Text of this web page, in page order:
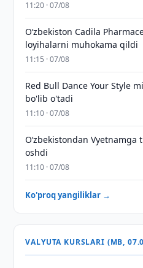
11:20 · 07/08
Oʻzbekiston Cadila
loyihalarni muhokama qildi
11:15 · 07/08
Red Bull Dance Your Style
bo'lib o'tadi
11:10 · 07/08
O‘zbekistondan
oshdi
11:10 · 07/08
Ko'proq yangiliklar →
VALYUTA KURSLARI (MB,